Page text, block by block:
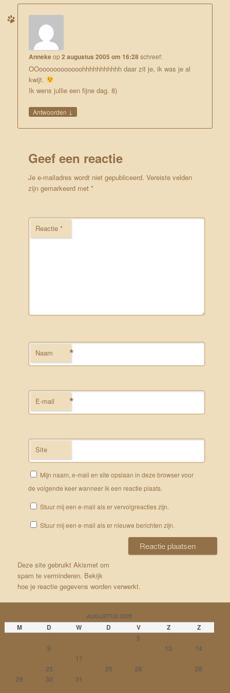
Annekeop2 augustus 2005 om 16:28schreef:
OOoooooooooooohhhhhhhhhhh daar zit je, ik was je al
kwijt.
Ik wens jullie een fijne dag. 8)
Antwoorden ↓
Geef een reactie
Je e-mailadres wordt niet gepubliceerd. Vereiste velden
zijn gemarkeerd met*
Reactie*
Naam *
E-mail *
Site
Mijn naam, e-mail en site opslaan in deze browser voor
de volgende keer wanneer ik een reactie plaats.
Stuur mij een e-mail als er vervolgreacties zijn.
Stuur mij een e-mail als er nieuwe berichten zijn.
Deze site gebruikt Akismet om
spam te verminderen. Bekijk
hoe je reactie gegevens worden verwerkt.
AUGUSTUS 2005
M D W D V Z
Z
5
9 13 14
17
23 25 26
28
29
30 31